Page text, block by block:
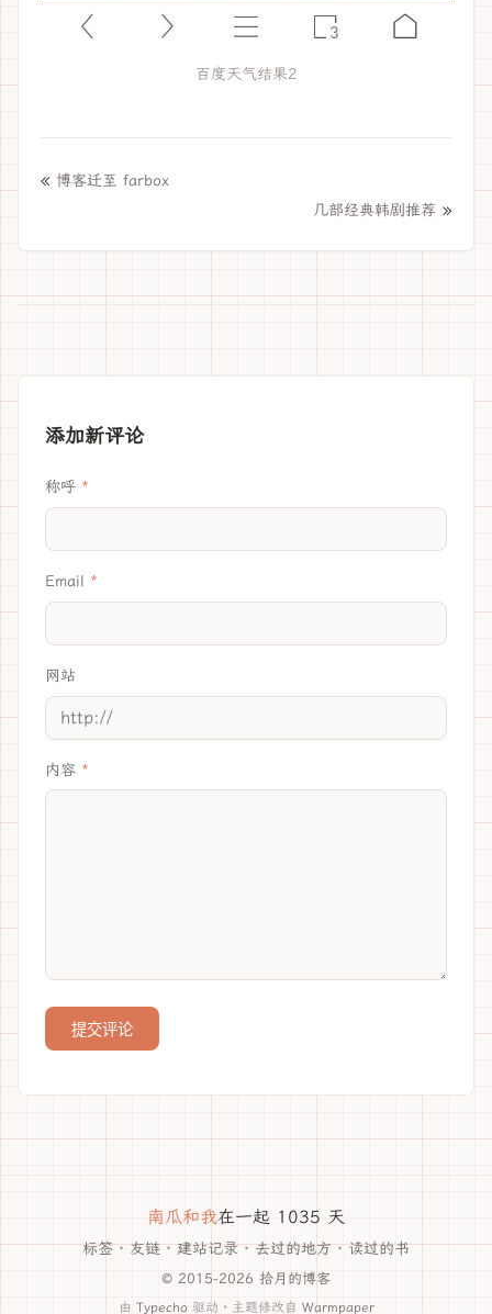
百度天气结果2
« 博客迁至 farbox
几部经典韩剧推荐 »
添加新评论
称呼
Email
网站
内容
提交评论
南瓜和我在一起 1035 天
标签·友链·建站记录·去过的地方·读过的书
© 2015-2026 拾月的博客
由 Typecho 驱动 · 主题修改自 Warmpaper